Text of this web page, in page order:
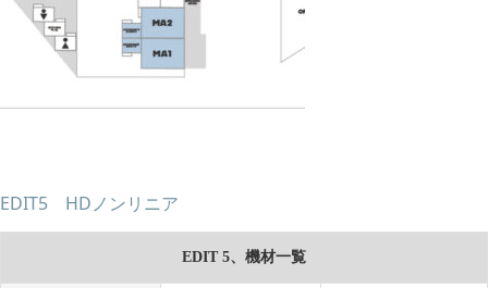
EDIT5 HDノンリニア
EDIT 5、機材一覧